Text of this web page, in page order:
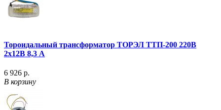
Тороидальный трансформатор ТОРЭЛ ТТП-200 220В
2х12В 8,3 А
6 926 р.
В корзину